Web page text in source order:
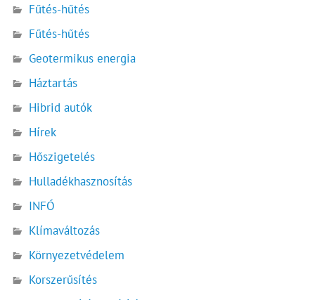
Fűtés-hűtés
Fűtés-hűtés
Geotermikus energia
Háztartás
Hibrid autók
Hírek
Hőszigetelés
Hulladékhasznosítás
INFÓ
Klímaváltozás
Környezetvédelem
Korszerűsítés